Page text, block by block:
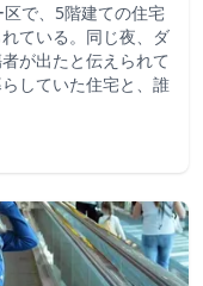
で、5階建ての住宅
ている。同じ夜、ダ
が出たと伝えられて
していた住宅と、誰